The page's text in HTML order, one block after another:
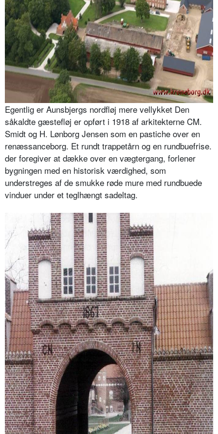
Egentlig er Aunsbjergs nordfløj mere vellykket Den
såkaldte gæstefløj er opført i 1918 af arkitekterne CM.
Smidt og H. Lønborg Jensen som en pastiche over en
renæssanceborg. Et rundt trappetårn og en rundbuefrise.
der foregiver at dække over en vægtergang, forlener
bygningen med en historisk værdighed, som
understreges af de smukke røde mure med rundbuede
vinduer under et teglhængt sadeltag.